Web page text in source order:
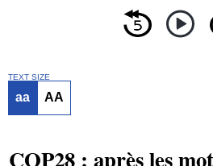
TEXT SIZE
aa AA
COP28 : après les